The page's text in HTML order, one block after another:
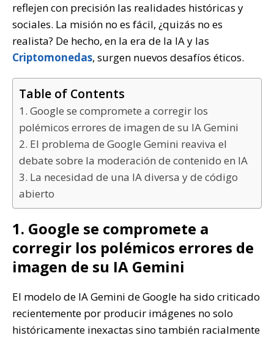
reflejen con precisión las realidades históricas y
sociales. La misión no es fácil, ¿quizás no es
realista? De hecho, en la era de la IA y las
Criptomonedas, surgen nuevos desafíos éticos.
Table of Contents
1. Google se compromete a corregir los
polémicos errores de imagen de su IA Gemini
2. El problema de Google Gemini reaviva el
debate sobre la moderación de contenido en IA
3. La necesidad de una IA diversa y de código
abierto
1. Google se compromete a
corregir los polémicos errores de
imagen de su IA Gemini
El modelo de IA Gemini de Google ha sido criticado
recientemente por producir imágenes no solo
históricamente inexactas sino también racialmente